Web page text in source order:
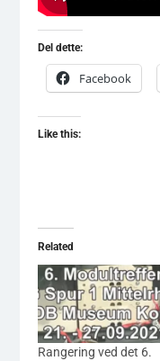
Del dette:
Facebook
Like this:
Related
Rangering ved det 6.